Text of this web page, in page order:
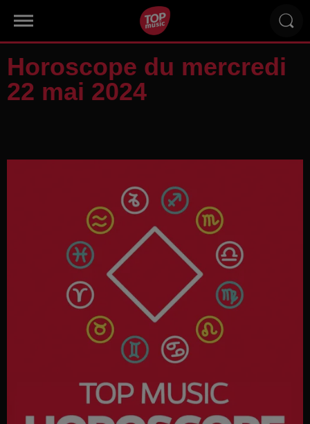
Horoscope du mercredi
22 mai 2024